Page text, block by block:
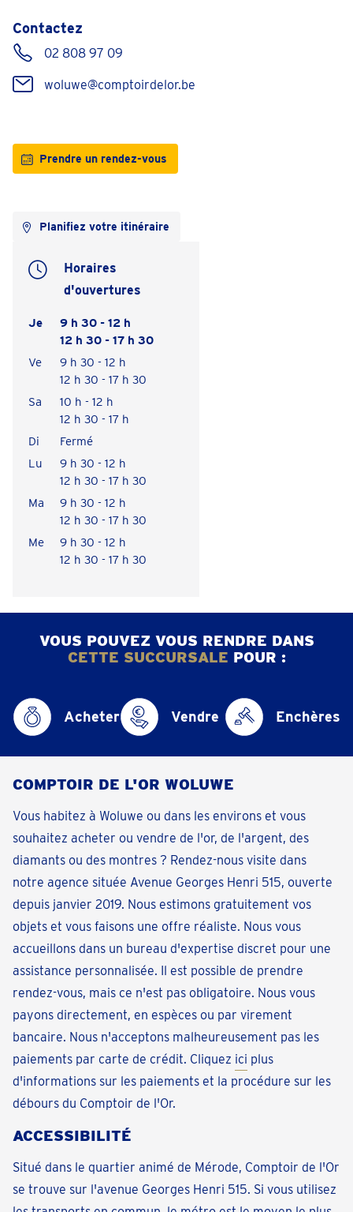
Contactez
02 808 97 09
woluwe@comptoirdelor.be
Prendre un rendez-vous
Planifiez votre itinéraire
Horaires
d'ouvertures
Je
9 h 30 - 12 h
12 h 30 - 17 h 30
Ve
9 h 30 - 12 h
12 h 30 - 17 h 30
Sa
10 h - 12 h
12 h 30 - 17 h
Di
Fermé
Lu
9 h 30 - 12 h
12 h 30 - 17 h 30
Ma
9 h 30 - 12 h
12 h 30 - 17 h 30
Me
9 h 30 - 12 h
12 h 30 - 17 h 30
VOUS POUVEZ VOUS RENDRE DANS
CETTE SUCCURSALE POUR :
Acheter Vendre Enchères
COMPTOIR DE L'OR WOLUWE
Vous habitez à Woluwe ou dans les environs et vous
souhaitez acheter ou vendre de l'or, de l'argent, des
diamants ou des montres ? Rendez-nous visite dans
notre agence située Avenue Georges Henri 515, ouverte
depuis janvier 2019. Nous estimons gratuitement vos
objets et vous faisons une offre réaliste. Nous vous
accueillons dans un bureau d'expertise discret pour une
assistance personnalisée. Il est possible de prendre
rendez-vous, mais ce n'est pas obligatoire. Nous vous
payons directement, en espèces ou par virement
bancaire. Nous n'acceptons malheureusement pas les
paiements par carte de crédit. Cliquez ici plus
d'informations sur les paiements et la procédure sur les
débours du Comptoir de l'Or.
ACCESSIBILITÉ
Situé dans le quartier animé de Mérode, Comptoir de l'Or
se trouve sur l'avenue Georges Henri 515. Si vous utilisez